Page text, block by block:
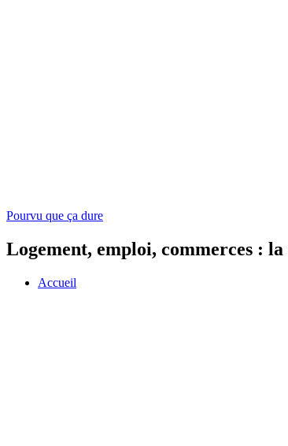
Pourvu que ça dure
Logement, emploi, commerces :
Accueil